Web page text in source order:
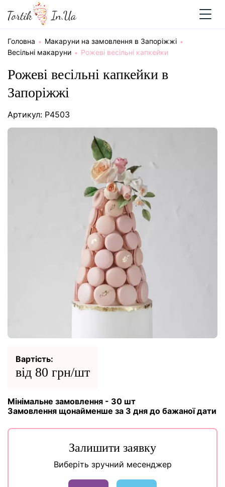
Головна
Макаруни на замовлення в Запоріжжі
Весільні макаруни
Рожеві весільні капкейки
Рожеві весільні капкейки в
Запоріжжі
Артикул: P4503
Вартість:
від 80 грн/шт
Мінімальне замовлення - 30 шт
Замовлення щонайменше за 3 дня до бажаної дати
Залишити заявку
Виберіть зручний месенджер